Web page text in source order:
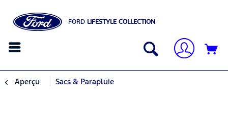
FORD LIFESTYLE COLLECTION
Aperçu Sacs & Parapluie